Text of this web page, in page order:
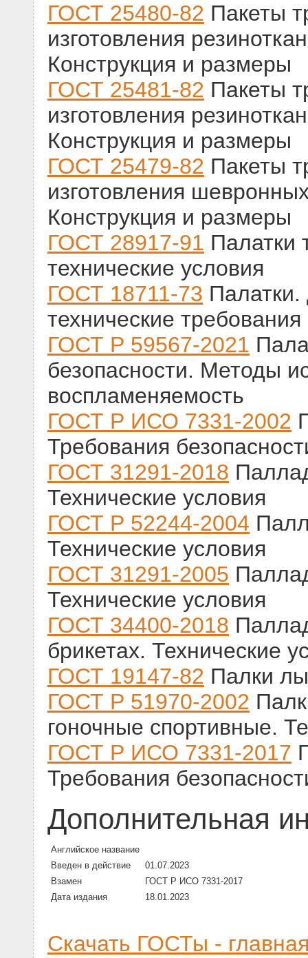
ГОСТ 25480-82 Пакеты
изготовления
Конструкция и размеры
ГОСТ 25481-82 Пакеты
изготовления
Конструкция и размеры
ГОСТ 25479-82 Пакеты
изготовления
Конструкция и размеры
ГОСТ 28917-91 Палатки
технические условия
ГОСТ 18711-73
технические требования
ГОСТ Р 59567-2021
безопасности. Методы
воспламеняемость
ГОСТ Р ИСО 7331-2002
Требования
ГОСТ 31291-2018
Технические условия
ГОСТ Р 52244-2004
Технические условия
ГОСТ 31291-2005
Технические условия
ГОСТ 34400-2018
брикетах. Технические
ГОСТ 19147-82 Палки
ГОСТ Р 51970-2002
гоночные спортивные.
ГОСТ Р ИСО 7331-2017
Требования
Дополнительная
Английское название
Введен в действие
01.07.2023
Взамен
ГОСТ Р ИСО 7331-2017
Дата издания
18.01.2023
Скачать ГОСТы -